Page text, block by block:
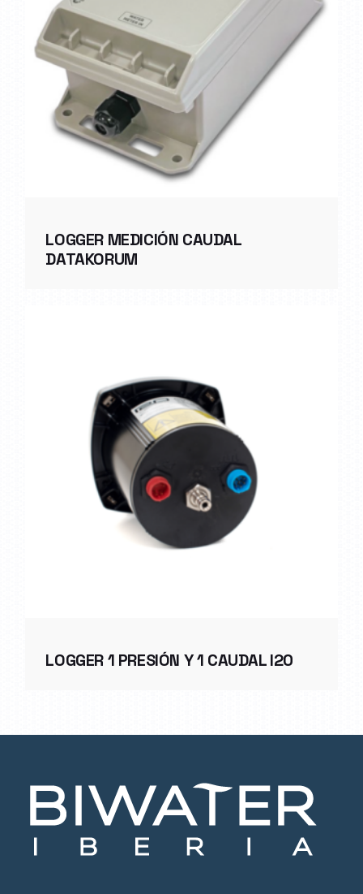
LOGGER MEDICIÓN CAUDAL
DATAKORUM
LOGGER 1 PRESIÓN Y 1 CAUDAL I20